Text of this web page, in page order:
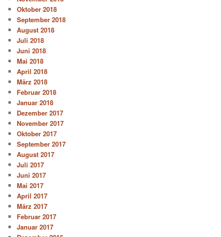
Oktober 2018
September 2018
August 2018
Juli 2018
Juni 2018
Mai 2018
April 2018
März 2018
Februar 2018
Januar 2018
Dezember 2017
November 2017
Oktober 2017
September 2017
August 2017
Juli 2017
Juni 2017
Mai 2017
April 2017
März 2017
Februar 2017
Januar 2017